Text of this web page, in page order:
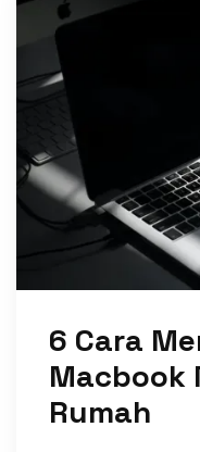
6 Cara
Macbook
Rumah